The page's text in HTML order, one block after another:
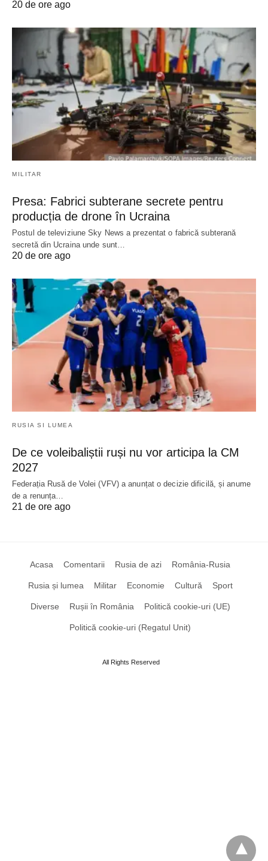
20 de ore ago
MILITAR
Presa: Fabrici subterane secrete pentru
producția de drone în Ucraina
Postul de televiziune Sky News a prezentat o fabrică subterană
secretă din Ucraina unde sunt…
20 de ore ago
RUSIA SI LUMEA
De ce voleibaliștii ruși nu vor articipa la CM
2027
Federația Rusă de Volei (VFV) a anunțat o decizie dificilă, și anume
de a renunța…
21 de ore ago
Acasa Comentarii Rusia de azi România-Rusia
Rusia și lumea Militar Economie Cultură Sport
Diverse Rușii în România Politică cookie-uri (UE)
Politică cookie-uri (Regatul Unit)
All Rights Reserved